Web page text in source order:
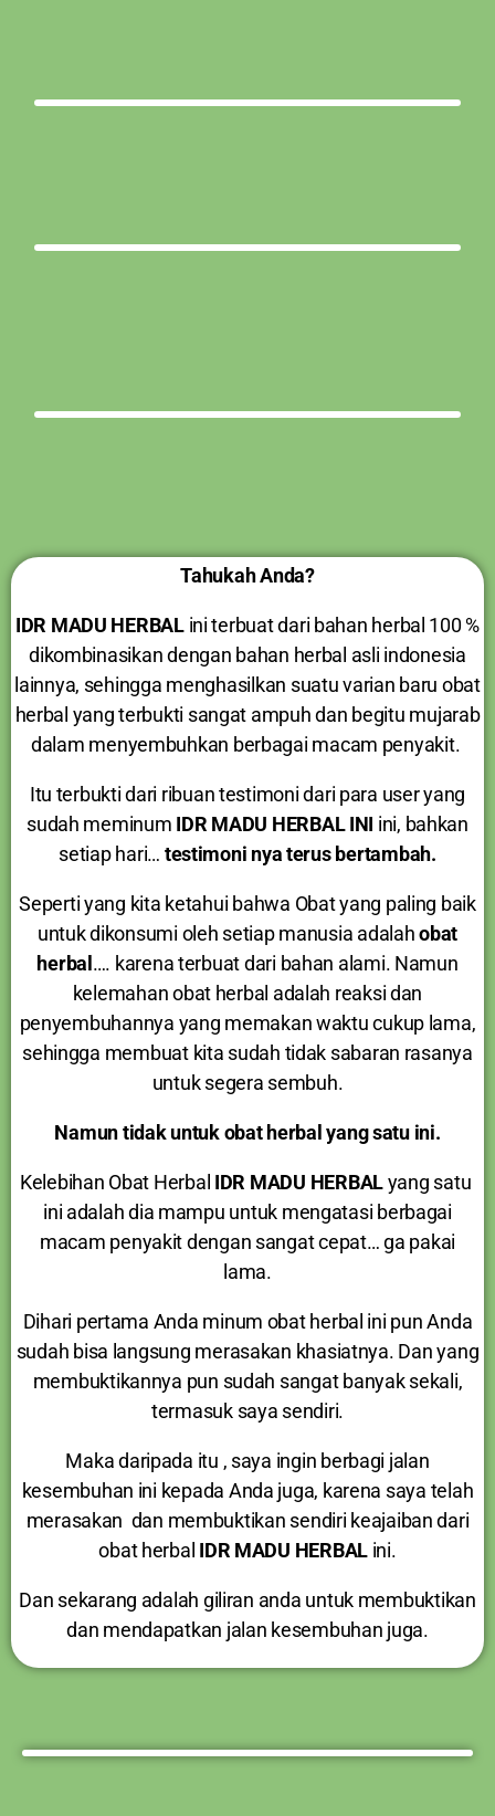
Tahukah Anda?
IDR MADU HERBALini terbuat dari bahan herbal 100 %
dikombinasikan dengan bahan herbal asli indonesia
lainnya, sehingga menghasilkan suatu varian baru obat
herbal yang terbukti sangat ampuh dan begitu mujarab
dalam menyembuhkan berbagai macam penyakit.
Itu terbukti dari ribuan testimoni dari para user yang
sudah meminum IDR MADU HERBAL INI ini, bahkan
setiap hari… testimoni nya terus bertambah.
Seperti yang kita ketahui bahwa Obat yang paling baik
untuk dikonsumi oleh setiap manusia adalahobat
herbal…. karena terbuat dari bahan alami. Namun
kelemahan obat herbal adalah reaksi dan
penyembuhannya yang memakan waktu cukup lama,
sehingga membuat kita sudah tidak sabaran rasanya
untuk segera sembuh.
Namun tidak untuk obat herbal yang satu ini.
Kelebihan Obat Herbal IDR MADU HERBALyang satu
ini adalah dia mampu untuk mengatasi berbagai
macam penyakit dengan sangat cepat… ga pakai
lama.
Dihari pertama Anda minum obat herbal ini pun Anda
sudah bisa langsung merasakan khasiatnya. Dan yang
membuktikannya pun sudah sangat banyak sekali,
termasuk saya sendiri.
Maka daripada itu , saya ingin berbagi jalan
kesembuhan ini kepada Anda juga, karena saya telah
merasakan dan membuktikan sendiri keajaiban dari
obat herbal IDR MADU HERBAL ini.
Dan sekarang adalah giliran anda untuk membuktikan
dan mendapatkan jalan kesembuhan juga.